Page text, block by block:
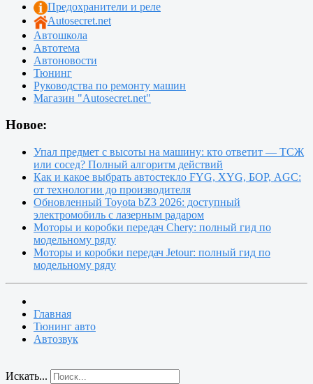
Предохранители и реле
Autosecret.net
Автошкола
Автотема
Автоновости
Тюнинг
Руководства по ремонту машин
Магазин "Autosecret.net"
Новое:
Упал предмет с высоты на машину: кто ответит — ТСЖ
или сосед? Полный алгоритм действий
Как и какое выбрать автостекло FYG, XYG, БОР, AGC:
от технологии до производителя
Обновленный Toyota bZ3 2026: доступный
электромобиль с лазерным радаром
Моторы и коробки передач Chery: полный гид по
модельному ряду
Моторы и коробки передач Jetour: полный гид по
модельному ряду
Главная
Тюнинг авто
Автозвук
Искать...